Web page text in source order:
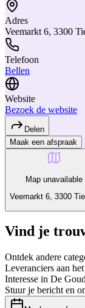
Adres
Veemarkt 6, 3300
Telefoon
Bellen
Website
Bezoek de website
Delen
Maak een afspraak
Map unavailable
Veemarkt 6, 3300
Vind je
Ontdek andere
Leveranciers aan
Interesse in De
Stuur je bericht en